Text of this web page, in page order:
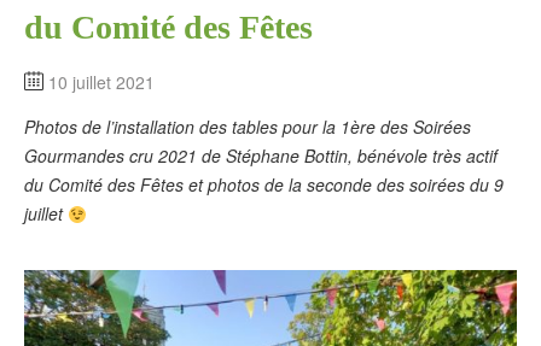
du Comité des Fêtes
10 juillet 2021
Photos de l’installation des tables pour la 1ère des Soirées
Gourmandes cru 2021 de Stéphane Bottin, bénévole très actif
du Comité des Fêtes et photos de la seconde des soirées du 9
juillet